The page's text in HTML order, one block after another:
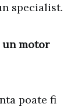
specialist.
un motor
poate fi